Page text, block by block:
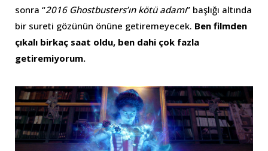
sonra “2016 Ghostbusters’ın kötü adamı” başlığı altında
bir sureti gözünün önüne getiremeyecek. Ben filmden
çıkalı birkaç saat oldu, ben dahi çok fazla
getiremiyorum.